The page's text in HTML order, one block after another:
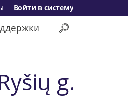
Bойти в систему
g.